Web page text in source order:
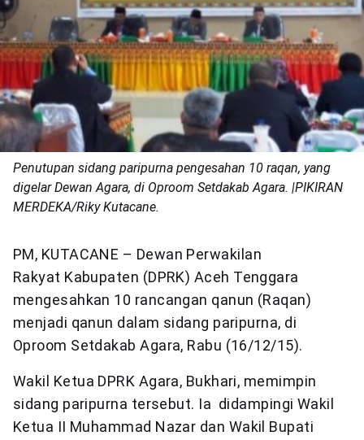
Penutupan sidang paripurna pengesahan 10 raqan, yang
digelar Dewan Agara, di Oproom Setdakab Agara. |PIKIRAN
MERDEKA/Riky Kutacane.
PM, KUTACANE – Dewan Perwakilan
Rakyat Kabupaten (DPRK) Aceh Tenggara
mengesahkan 10 rancangan qanun (Raqan)
menjadi qanun dalam sidang paripurna, di
Oproom Setdakab Agara, Rabu (16/12/15).
Wakil Ketua DPRK Agara, Bukhari, memimpin
sidang paripurna tersebut. Ia didampingi Wakil
Ketua II Muhammad Nazar dan Wakil Bupati